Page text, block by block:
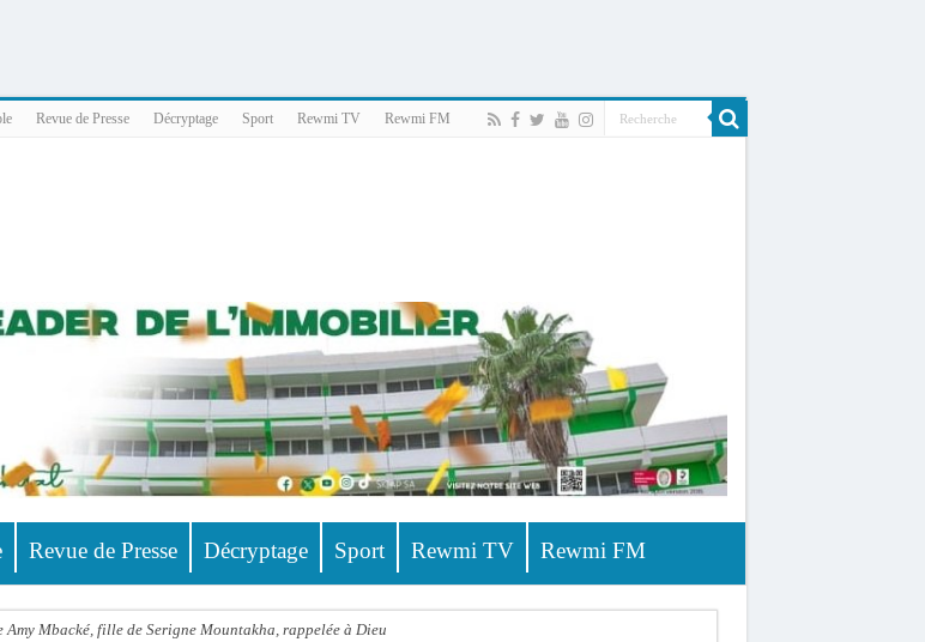
Revue de Presse Décryptage Sport Rewmi TV Rewmi FM
Revue de Presse Décryptage Sport Rewmi TV Rewmi FM
Mbacké, fille de Serigne Mountakha, rappelée à Dieu